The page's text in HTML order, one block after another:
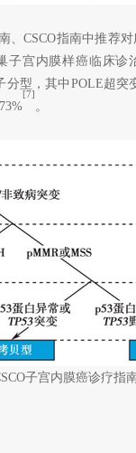
、CSCO指南中推荐
宫内膜样癌临床诊
型，其中POLE超突
[7]
。
子宫内膜癌诊疗指